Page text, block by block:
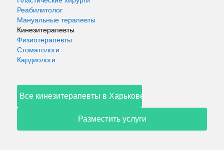
Реабилитолог
Мануальные терапевты
Кинезитерапевты
Физиотерапевты
Стоматологи
Кардиологи
Все кинезитерапевты в Харькове
Разместить услуги